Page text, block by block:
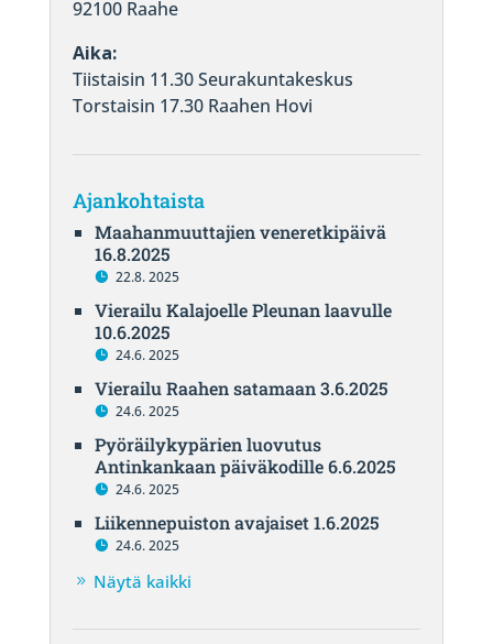
92100 Raahe
Aika:
Tiistaisin 11.30 Seurakuntakeskus
Torstaisin 17.30 Raahen Hovi
Ajankohtaista
Maahanmuuttajien veneretkipäivä
16.8.2025
22.8. 2025
Vierailu Kalajoelle Pleunan laavulle
10.6.2025
24.6. 2025
Vierailu Raahen satamaan 3.6.2025
24.6. 2025
Pyöräilykypärien luovutus
Antinkankaan päiväkodille 6.6.2025
24.6. 2025
Liikennepuiston avajaiset 1.6.2025
24.6. 2025
Näytä kaikki